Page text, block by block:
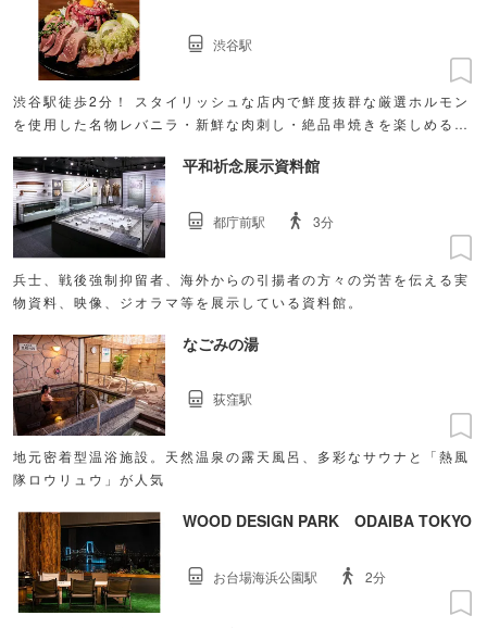
渋谷駅徒歩2分！ スタイリッシュな店内で鮮度抜群な厳選ホルモン
を使用した名物レバニラ・新鮮な肉刺し・絶品串焼きを楽しめる。
渋谷駅
平和祈念展示資料館
兵士、戦後強制抑留者、海外からの引揚者の方々の労苦を伝える実
物資料、映像、ジオラマ等を展示している資料館。
都庁前駅 3分
なごみの湯
地元密着型温浴施設。天然温泉の露天風呂、多彩なサウナと「熱風
隊ロウリュウ」が人気
荻窪駅
WOOD DESIGN PARK ODAIBA TOKYO
お台場海浜公園駅 2分